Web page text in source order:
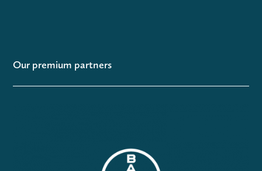
Our premium partners